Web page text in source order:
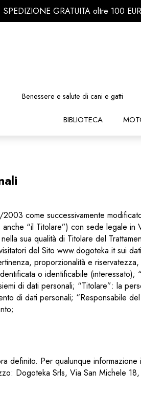
SPEDIZIONE GRATUITA oltre 100 EUR
Benessere e salute di cani e gatti
BIBLIOTECA
come successivamente
“il Titolare”) con sede legale
sua qualità di Titolare del
del Sito www.dogoteka.it sui
proporzionalità e
o identificabile
di dati personali; “Titolare”: la
di dati personali; “Responsabile
definito. Per qualunque
Dogoteka Srls, Via San Michele